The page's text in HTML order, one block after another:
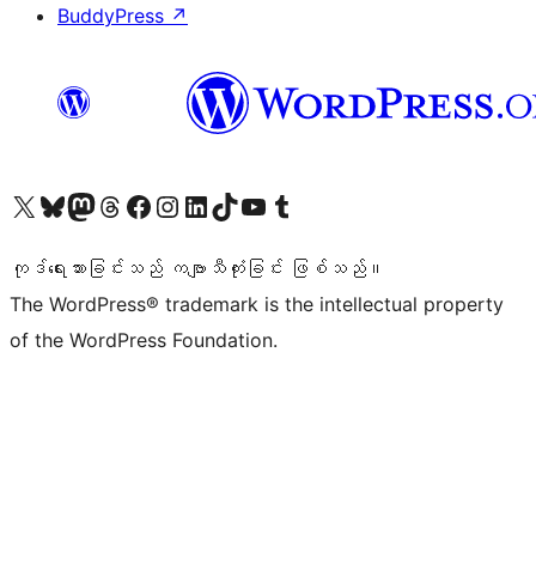
BuddyPress ↗
ကျွန်ုပ်တို့၏ X (ယခင် Twitter) အကောင့်သို့ သွားရောက်ကြည့်ရှုပါကျွန်ုပ်တို့၏ Bluesky အကောင့်သို့ ဝင်ရောက်ကြည့်ရှုရန်
ကျွန်ုပ်တို့၏ Mastodon အကောင့်သို့ သွားရောက်ကြည့်ရှုပါကျွန်ုပ်တို့၏ Threads အကောင့်သို့ ဝင်ရောက်ကြည့်ရှုရန်
ကျွန်ုပ်တို့၏ Facebook စာမျက်နှာသို့ သွားရောက်ကြည့်ရှုပါကျွန်ုပ်တို့၏ Instagram အကောင့်သို့ သွားရောက်ကြည့်ရှုပါ ကျွန်ုပ်တို့၏ LinkedIn အကောင့်သို့ သွားရောက်ကြည့်ရှုပါကျွန်ုပ်တို့၏ TikTok အကောင့်သို့ ဝင်ရောက်ကြည့်ရှုရန်
ကျွန်ုပ်တို့၏ YouTube ချန်နယ်သို့ သွားရောက်ကြည့်ရှုပါ ကျွန်ုပ်တို့၏ Tumblr အကောင့်သို့ ဝင်ရောက်ကြည့်ရှုရန်
ကုဒ်ရေးသားခြင်းသည် ကဗျာသီကုံးခြင်း ဖြစ်သည်။
The WordPress® trademark is the intellectual property
of the WordPress Foundation.